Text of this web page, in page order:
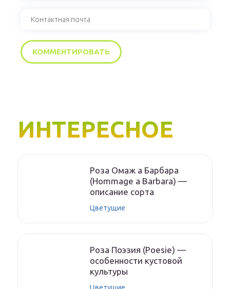
ИНТЕРЕСНОЕ
Роза Омаж а Барбара
(Hommage a Barbara) —
описание сорта
Цветущие
Роза Поэзия (Poesie) —
особенности кустовой
культуры